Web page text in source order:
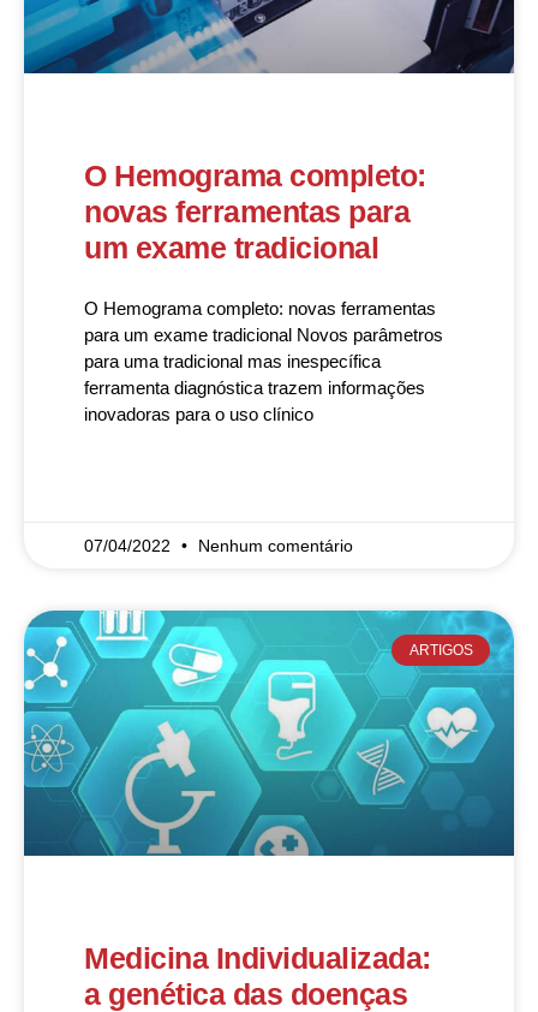
O Hemograma completo:
novas ferramentas para
um exame tradicional
O Hemograma completo: novas ferramentas
para um exame tradicional Novos parâmetros
para uma tradicional mas inespecífica
ferramenta diagnóstica trazem informações
inovadoras para o uso clínico
07/04/2022 Nenhum comentário
ARTIGOS
Medicina Individualizada:
a genética das doenças